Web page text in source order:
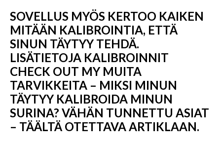
SOVELLUS MYÖS KERTOO KAIKEN
MITÄÄN KALIBROINTIA, ETTÄ
SINUN TÄYTYY TEHDÄ.
LISÄTIETOJA KALIBROINNIT
CHECK OUT MY MUITA
TARVIKKEITA – MIKSI MINUN
TÄYTYY KALIBROIDA MINUN
SURINA? VÄHÄN TUNNETTU ASIAT
– TÄÄLTÄ OTETTAVA ARTIKLAAN.